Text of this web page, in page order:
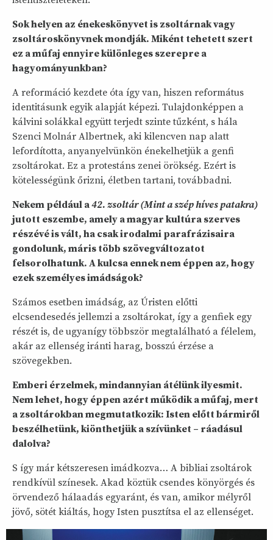
Sok helyen az énekeskönyvet is zsoltárnak vagy
zsoltároskönyvnek mondják. Miként tehetett szert
ez a műfaj ennyire különleges szerepre a
hagyományunkban?
A reformáció kezdete óta így van, hiszen református
identitásunk egyik alapját képezi. Tulajdonképpen a
kálvini solákkal együtt terjedt szinte tűzként, s hála
Szenci Molnár Albertnek, aki kilencven nap alatt
lefordította, anyanyelvünkön énekelhetjük a genfi
zsoltárokat. Ez a protestáns zenei örökség. Ezért is
kötelességünk őrizni, életben tartani, továbbadni.
Nekem például a42. zsoltár (Mint a szép híves patakra)
jutott eszembe, amely a magyar kultúra szerves
részévé is vált, ha csak irodalmi parafrázisaira
gondolunk, máris több szövegváltozatot
felsorolhatunk. A kulcsa ennek nem éppen az, hogy
ezek személyes imádságok?
Számos esetben imádság, az Úristen előtti
elcsendesedés jellemzi a zsoltárokat, így a genfiek egy
részét is, de ugyanígy többször megtalálható a félelem,
akár az ellenség iránti harag, bosszú érzése a
szövegekben.
Emberi érzelmek, mindannyian átélünk ilyesmit.
Nem lehet, hogy éppen azért működik a műfaj, mert
a zsoltárokban megmutatkozik: Isten előtt bármiről
beszélhetünk, kiönthetjük a szívünket – ráadásul
dalolva?
S így már kétszeresen imádkozva… A bibliai zsoltárok
rendkívül színesek. Akad köztük csendes könyörgés és
örvendező hálaadás egyaránt, és van, amikor mélyről
jövő, sötét kiáltás, hogy Isten pusztítsa el az ellenséget.